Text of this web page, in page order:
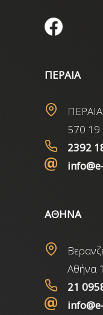
ΠΕΡΑΙΑ
570 19
2392
ΑΘΗΝΑ
Αθήνα
21